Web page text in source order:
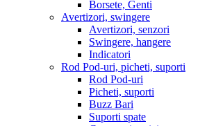
Borsete, Genti
Avertizori, swingere
Avertizori, senzori
Swingere, hangere
Indicatori
Rod Pod-uri, picheti, suporti
Rod Pod-uri
Picheti, suporti
Buzz Bari
Suporti spate